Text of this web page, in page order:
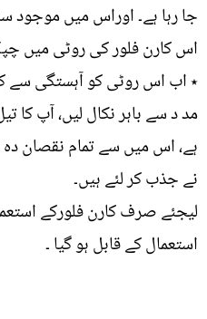
جا رہا ہے۔ اوراس میں موجود
اس کارن فلور کی روٹی میں
٭ اب اس روٹی کو آہستگی
مد د سے باہر نکال لیں، آپ کا
ہے، اس میں سے تمام نقصان دہ
نے جذب کر لئے ہیں۔
لیجئے صرف کارن فلورکے
استعمال کے قابل ہو گیا ۔